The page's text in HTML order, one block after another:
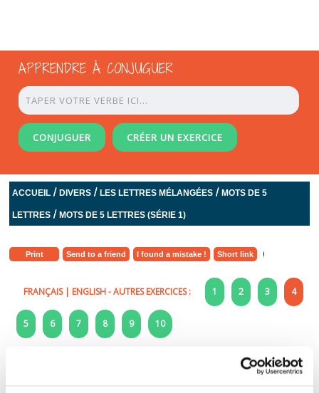
APPRENDRE À CONJUGUER
CONJUGUER CRÉER UN EXERCICE
ACCUEIL /DIVERS /LES LETTRES MÉLANGÉES /MOTS DE 5
LETTRES /MOTS DE 5 LETTRES (SÉRIE 1)
Print Send to a friend I found a mistake ! Short link
FRANÇAIS| ENGLISH- AUTRES EXERCICES : 1 2 3 4
5 6 7 8 9 10
4 - Learn french: Find the word - Word of 5